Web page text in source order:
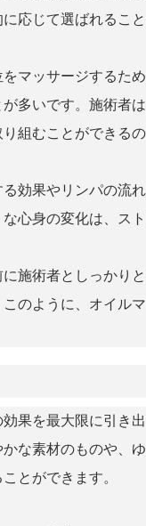
応じて選ばれること
マッサージするた
多いです。施術者
組むことができるの
効果やリンパの
心身の変化は、ス
施術者としっかり
のように、オイ
果を最大限に引き
な素材のものや、
とができます。